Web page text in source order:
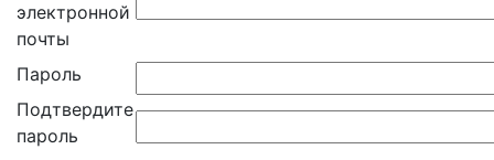
электронной
почты
Пароль
Подтвердите
пароль